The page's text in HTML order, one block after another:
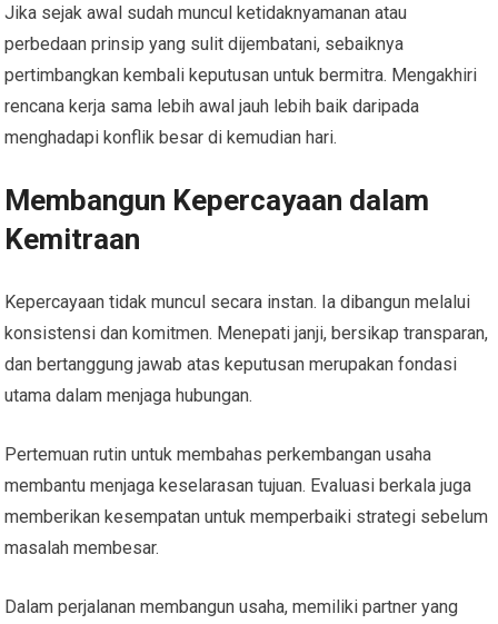
Jika sejak awal sudah muncul ketidaknyamanan atau
perbedaan prinsip yang sulit dijembatani, sebaiknya
pertimbangkan kembali keputusan untuk bermitra. Mengakhiri
rencana kerja sama lebih awal jauh lebih baik daripada
menghadapi konflik besar di kemudian hari.
Membangun Kepercayaan dalam
Kemitraan
Kepercayaan tidak muncul secara instan. Ia dibangun melalui
konsistensi dan komitmen. Menepati janji, bersikap transparan,
dan bertanggung jawab atas keputusan merupakan fondasi
utama dalam menjaga hubungan.
Pertemuan rutin untuk membahas perkembangan usaha
membantu menjaga keselarasan tujuan. Evaluasi berkala juga
memberikan kesempatan untuk memperbaiki strategi sebelum
masalah membesar.
Dalam perjalanan membangun usaha, memiliki partner yang